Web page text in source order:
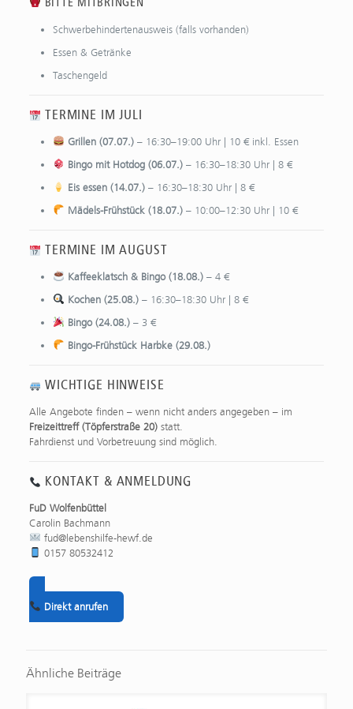
Schwerbehindertenausweis (falls vorhanden)
Essen & Getränke
Taschengeld
TERMINE IM JULI
Grillen (07.07.)– 16:30–19:00 Uhr | 10 € inkl. Essen
Bingo mit Hotdog (06.07.)– 16:30–18:30 Uhr | 8 €
Eis essen (14.07.)– 16:30–18:30 Uhr | 8 €
Mädels-Frühstück (18.07.)– 10:00–12:30 Uhr | 10 €
TERMINE IM AUGUST
Kaffeeklatsch & Bingo (18.08.)– 4 €
Kochen (25.08.)– 16:30–18:30 Uhr | 8 €
Bingo (24.08.)– 3 €
Bingo-Frühstück Harbke (29.08.)
WICHTIGE HINWEISE
Alle Angebote finden – wenn nicht anders angegeben – im
Freizeittreff (Töpferstraße 20)statt.
Fahrdienst und Vorbetreuung sind möglich.
KONTAKT & ANMELDUNG
FuD Wolfenbüttel
Carolin Bachmann
fud@lebenshilfe-hewf.de
0157 80532412
Direkt anrufen
Ähnliche Beiträge